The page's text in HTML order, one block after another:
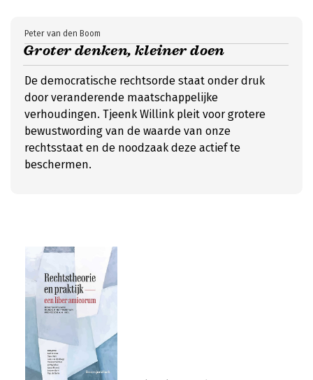
Groter denken, kleiner doen
Peter van den Boom
De democratische rechtsorde staat onder druk
door veranderende maatschappelijke
verhoudingen. Tjeenk Willink pleit voor grotere
bewustwording van de waarde van onze
rechtsstaat en de noodzaak deze actief te
beschermen.